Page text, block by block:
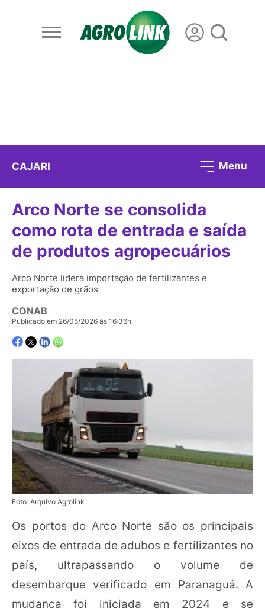
CAJARI Menu
Arco Norte se consolida
como rota de entrada e saída
de produtos agropecuários
Arco Norte lidera importação de fertilizantes e
exportação de grãos
CONAB
Publicado em 26/05/2026 às 16:36h.
Foto: Arquivo Agrolink
Os portos do Arco Norte são os principais
eixos de entrada de adubos e fertilizantes no
país, ultrapassando o volume de
desembarque verificado em Paranaguá. A
mudança foi iniciada em 2024 e se